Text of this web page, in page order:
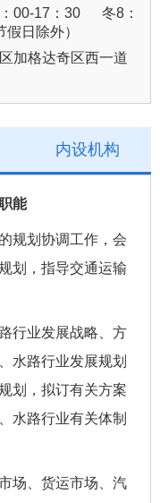
00-17：30 冬8：
日除外）
加格达奇区西一道
内设机构
能
规划协调工作，会
划，指导交通运输
行业发展战略、方
水路行业发展规划
划，拟订有关方案
水路行业有关体制
场、货运市场、汽